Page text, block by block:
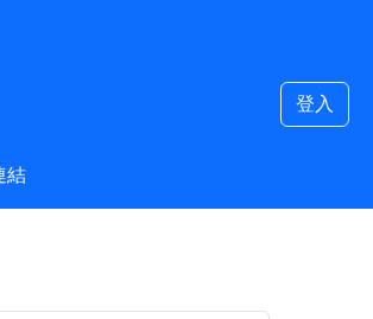
結
登入
優先免試入學委員會